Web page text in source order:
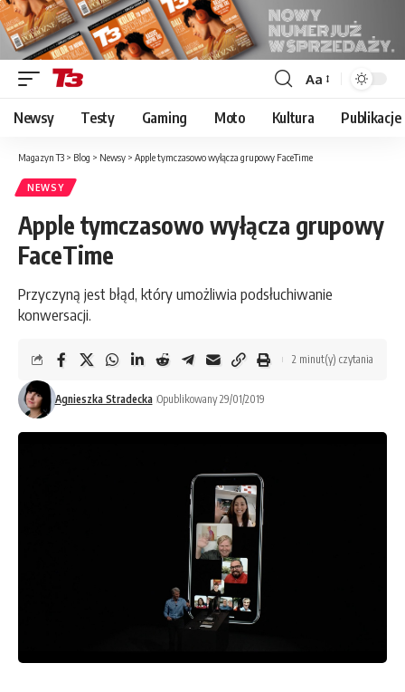
Font
Resizer
Aa
Newsy Testy Gaming Moto Kultura Publikacje
Magazyn T3 > Blog > Newsy > Apple tymczasowo wyłącza grupowy FaceTime
NEWSY
Apple tymczasowo wyłącza grupowy
FaceTime
Przyczyną jest błąd, który umożliwia podsłuchiwanie
konwersacji.
Agnieszka Stradecka Opublikowany 29/01/2019
2 minut(y) czytania